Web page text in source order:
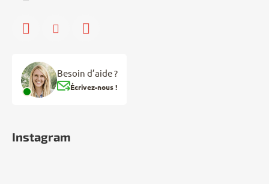
Besoin d’aide ?
Écrivez-nous !
Instagram